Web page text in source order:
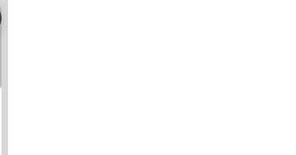
à mes favoris